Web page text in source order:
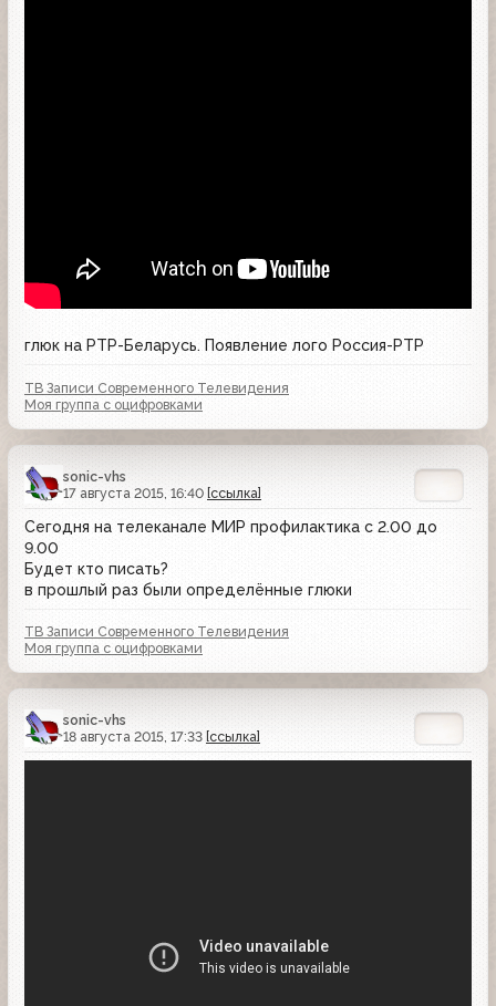
глюк на РТР-Беларусь. Появление лого Россия-РТР
ТВ Записи Современного Телевидения
Моя группа с оцифровками
sonic-vhs
17 августа 2015, 16:40 [ссылка]
Сегодня на телеканале МИР профилактика с 2.00 до
9.00
Будет кто писать?
в прошлый раз были определённые глюки
ТВ Записи Современного Телевидения
Моя группа с оцифровками
sonic-vhs
18 августа 2015, 17:33 [ссылка]